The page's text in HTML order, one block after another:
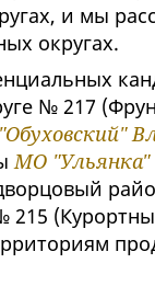
и мы
округах.
№ 217
МО "Ульянка"
215